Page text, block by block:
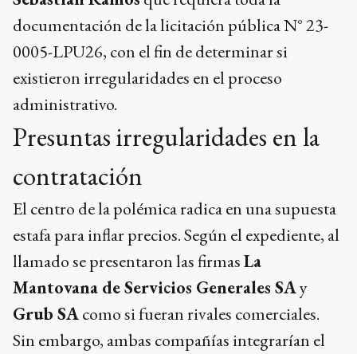
documentación de la licitación pública N° 23-
0005-LPU26, con el fin de determinar si
existieron irregularidades en el proceso
administrativo.
Presuntas irregularidades en la
contratación
El centro de la polémica radica en una supuesta
estafa para inflar precios. Según el expediente, al
llamado se presentaron las firmasLa
Mantovana de Servicios Generales SAy
Grub SAcomo si fueran rivales comerciales.
Sin embargo, ambas compañías integrarían el